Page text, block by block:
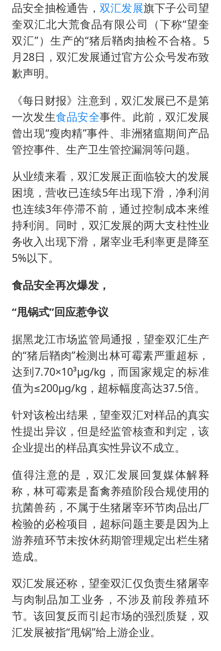
品安全抽检通告， 双汇发展旗下子公司望
奎双汇北大荒食品有限公司（下称“望奎
双汇”）生产的“猪后鞧肉抽检不合格。5
月28日，双汇发展通过官方公众号发布致
歉声明。
《每日财报》注意到，双汇发展已不是第
一次发生食品安全事件。此前，双汇发展
曾出现“瘦肉精”事件、非洲猪瘟期间产品
管控事件、生产卫生管控漏洞等问题。
从业绩来看，双汇发展正面临较大的发展
困境，营收已连续5年出现下滑，净利润
也连续3年停滞不前，通过控制成本来维
持利润。同时，双汇发展的两大支柱性业
务收入出现下滑，屠宰业毛利率更是降至
5%以下。
食品安全再次爆发，
“甩锅式”回应惹争议
据黑龙江市场监管局通报，望奎双汇生产
的“猪后鞧肉”检测出林可霉素严重超标，
达到7.70×10³μg/kg，而国家规定的标准
值为≤200μg/kg，超标幅度高达37.5倍。
针对该检出结果，望奎双汇对样品的真实
性提出异议，但是经监管核查和判定，该
企业提出的样品真实性异议不成立。
值得注意的是，双汇发展回复媒体解释
称，林可霉素是畜禽养殖阶段合规使用的
抗菌兽药，不属于生猪屠宰环节肉品出厂
检验的必检项目，超标问题主要是因为上
游养殖环节未按休药期管理规定出栏生猪
造成。
双汇发展还称，望奎双汇仅负责生猪屠宰
与肉制品加工业务，不涉及前段养殖环
节。该回复反而引起市场的强烈质疑，双
汇发展被指“甩锅”给上游企业。